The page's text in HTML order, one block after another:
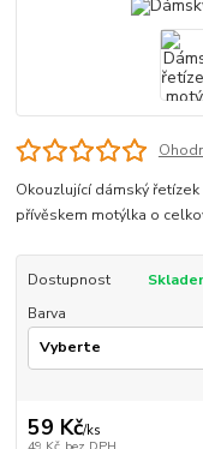
Okouzlující dámský
přívěskem motýlka o
Dostupnost
Barva
59 Kč/ks